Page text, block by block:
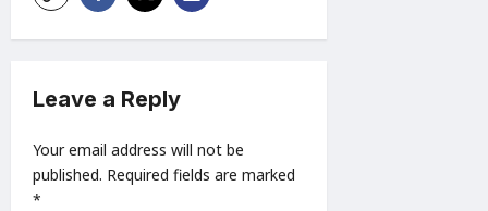
oLeave a Reply
Your email address will not be
published. Required fields are marked
*